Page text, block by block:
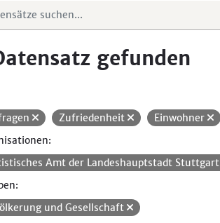
gefunden
Zufriedenheit
Einwohner
Amt der Landeshauptstadt Stuttgart
und Gesellschaft